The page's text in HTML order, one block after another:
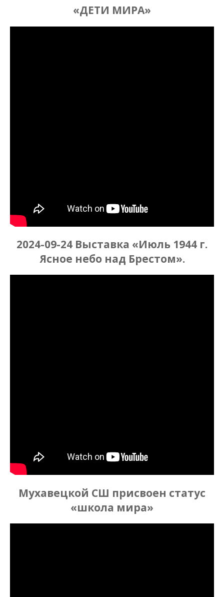
«ДЕТИ МИРА»
2024-09-24 Выставка «Июль 1944 г.
Ясное небо над Брестом».
Мухавецкой СШ присвоен статус
«школа мира»